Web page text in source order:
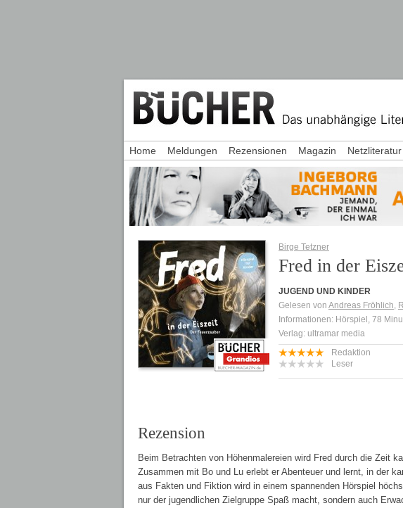
Birge Tetzner
Fred in der
JUGEND UND KINDER
Gelesen von Andreas Fröhlich,
Informationen: Hörspiel, 78
Verlag: ultramar media
Redaktion
Leser
Rezension
Beim Betrachten von Höhenmalereien wird Fred durch die Zeit
Zusammen mit Bo und Lu erlebt er Abenteuer und lernt, in der
aus Fakten und Fiktion wird in einem spannenden Hörspiel
nur der jugendlichen Zielgruppe Spaß macht, sondern auch
Home Meldungen Rezensionen Magazin Netzliteratur